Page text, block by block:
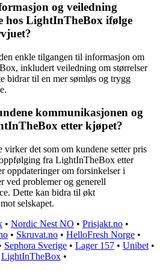
og veiledning
hos LightInTheBox ifølge
enkle tilgangen til informasjon om
inkludert veiledning om størrelser
bidrar til en mer sømløs og trygg
kommunikasjonen og
etter kjøpet?
virker det som om kundene setter pris
fra LightInTheBox etter
oppdateringer om forsinkelser i
ved problemer og generell
Dette kan bidra til økt
selskapet.
• Nordic Nest NO • Prisjakt.no •
• Skruvat.no • HelloFresh Norge •
Sephora Sverige • Lager 157 • Unibet •
LightInTheBox •